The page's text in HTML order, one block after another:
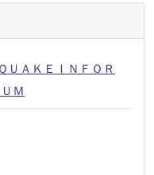
ＵＡＫＥＩＮＦＯＲ
Ｍ